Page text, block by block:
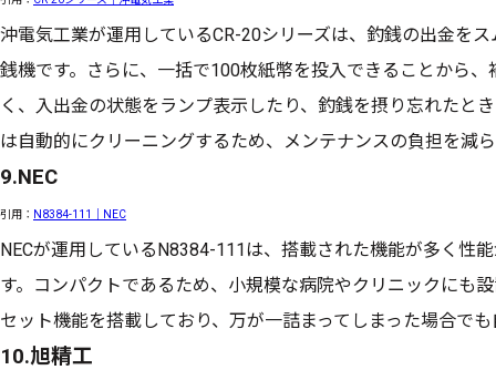
沖電気工業が運用しているCR-20シリーズは、釣銭の出金を
銭機です。さらに、一括で100枚紙幣を投入できることから
く、入出金の状態をランプ表示したり、釣銭を摂り忘れたと
は自動的にクリーニングするため、メンテナンスの負担を減
9.NEC
引用： N8384-111｜NEC
NECが運用しているN8384-111は、搭載された機能が多く性
す。コンパクトであるため、小規模な病院やクリニックにも
セット機能を搭載しており、万が一詰まってしまった場合で
10.旭精工